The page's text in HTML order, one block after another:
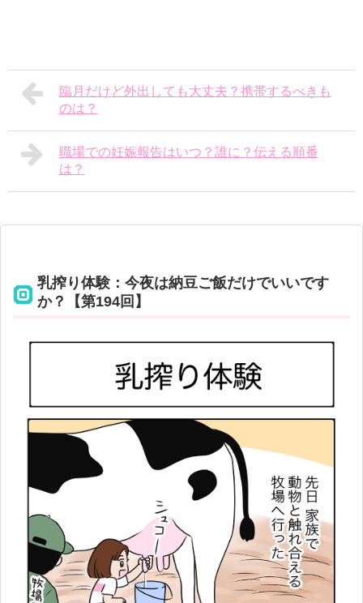
臨月だけど外出しても大丈夫？携帯するべきも
のは？
職場での妊娠報告はいつ？誰に？伝える順番
は？
乳搾り体験：今夜は納豆ご飯だけでいいです
か？【第194回】